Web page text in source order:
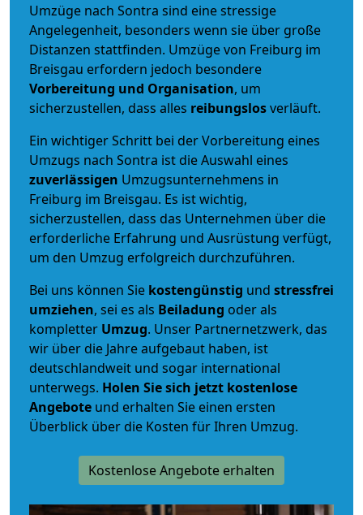
Umzüge nach Sontra sind eine stressige
Angelegenheit, besonders wenn sie über große
Distanzen stattfinden. Umzüge von Freiburg im
Breisgau erfordern jedoch besondere
Vorbereitung und Organisation, um
sicherzustellen, dass alles reibungslosverläuft.
Ein wichtiger Schritt bei der Vorbereitung eines
Umzugs nach Sontra ist die Auswahl eines
zuverlässigen Umzugsunternehmens in
Freiburg im Breisgau. Es ist wichtig,
sicherzustellen, dass das Unternehmen über die
erforderliche Erfahrung und Ausrüstung verfügt,
um den Umzug erfolgreich durchzuführen.
Bei uns können Sie kostengünstig und stressfrei
umziehen, sei es als Beiladung oder als
kompletter Umzug. Unser Partnernetzwerk, das
wir über die Jahre aufgebaut haben, ist
deutschlandweit und sogar international
unterwegs. Holen Sie sich jetzt kostenlose
Angebote und erhalten Sie einen ersten
Überblick über die Kosten für Ihren Umzug.
Kostenlose Angebote erhalten